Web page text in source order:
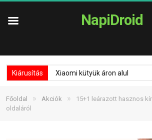
NapiDroid
Kiárusítás Xiaomi kütyük áron alul
Főoldal » Akciók »
15+1 leárazott hasznos
oldaláról